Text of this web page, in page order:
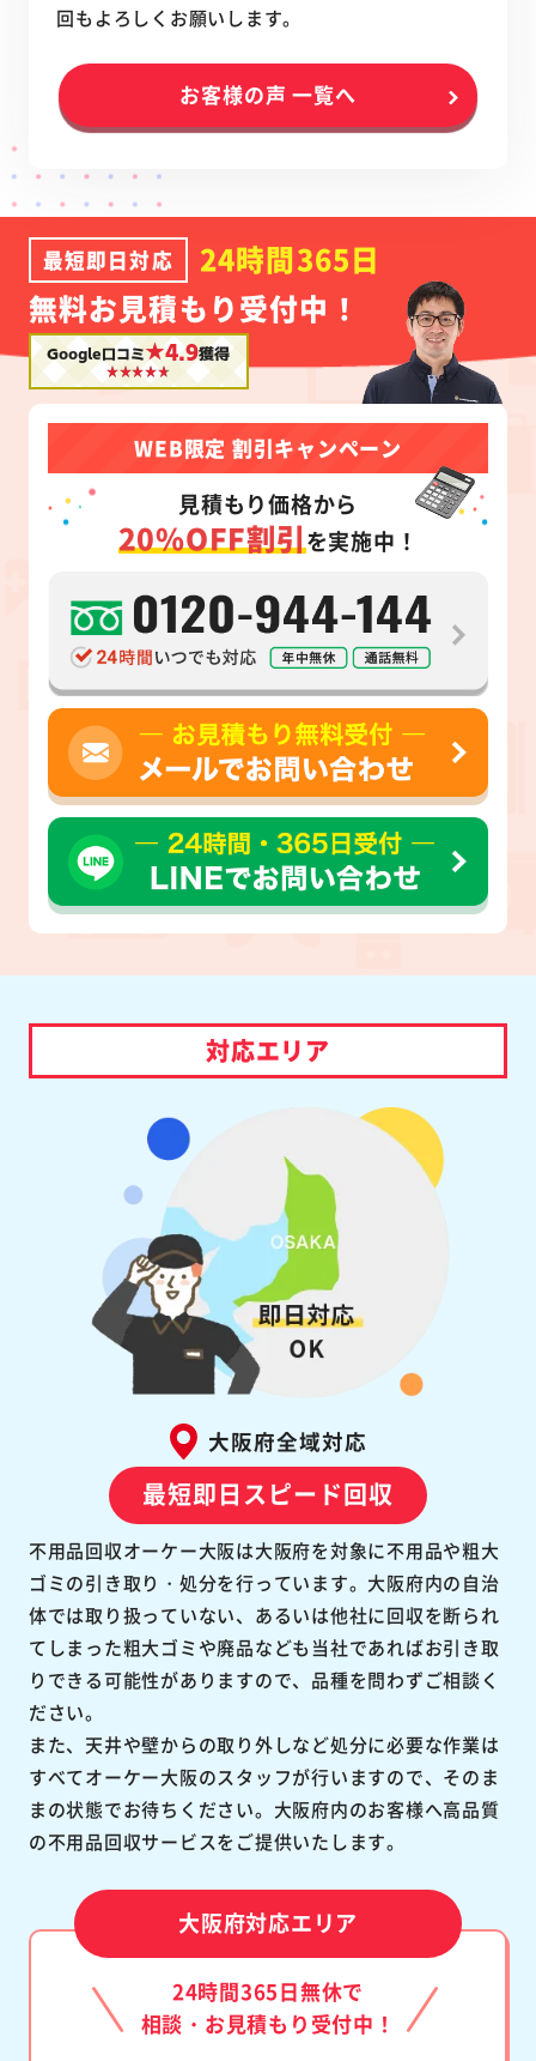
回もよろしくお願いします。
お客様の声 一覧へ
最短即日対応
24時間365日
無料お見積もり受付中！
Google口コミ★4.9獲得
WEB限定 割引キャンペーン
見積もり価格から
20%OFF割引を実施中！
対応エリア
大阪府全域対応
最短即日スピード回収
不用品回収オーケー大阪は大阪府を対象に不用品や粗大
ゴミの引き取り・処分を行っています。大阪府内の自治
体では取り扱っていない、あるいは他社に回収を断られ
てしまった粗大ゴミや廃品なども当社であればお引き取
りできる可能性がありますので、品種を問わずご相談く
ださい。
また、天井や壁からの取り外しなど処分に必要な作業は
すべてオーケー大阪のスタッフが行いますので、そのま
まの状態でお待ちください。大阪府内のお客様へ高品質
の不用品回収サービスをご提供いたします。
大阪府対応エリア
24時間365日無休で
相談・お見積もり受付中！